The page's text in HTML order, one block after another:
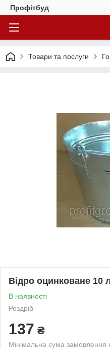
Профітбуд
Товари та послуги
Відро оцинковане 10
В наявності
Роздріб
137 ₴
Мінімальна сума замовлення